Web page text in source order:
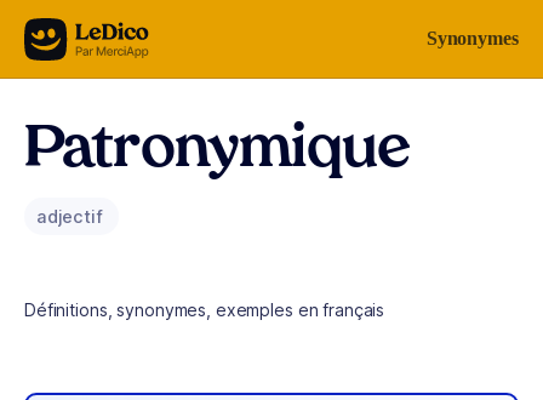
Aller au contenu Synonymes
Patronymique
adjectif
Définitions, synonymes, exemples en français